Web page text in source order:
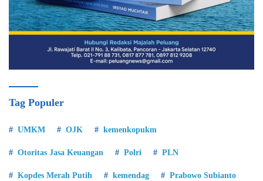
Tag Populer
UMKM OJK kemenkopukm
Otoritas Jasa Keuangan Polri PLN
Kopdes Merah Putih kemendag Prabowo Subianto